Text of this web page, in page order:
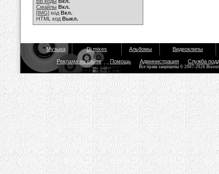
Смайлы Вкл.
[IMG] код Вкл.
HTML код Выкл.
Музыка Dj mixes Альбомы Видеоклипы
Реклама на сайте Помощь Администрация Служба
Все права защищены © 2007-2026